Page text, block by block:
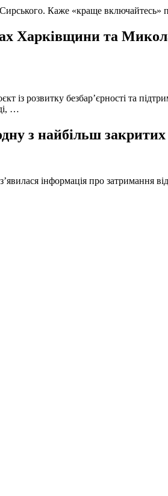
Каже «краще
Харківщини та
із розвитку безбар’єрності та
…
з найбільш закритих
інформація про затримання